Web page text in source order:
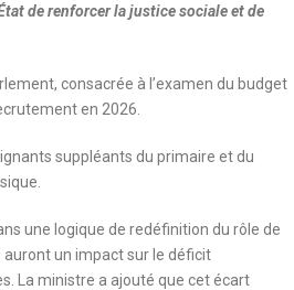
de renforcer la justice sociale et de
consacrée à l’examen du budget
en 2026.
suppléants du primaire et du
une logique de redéfinition du rôle de
auront un impact sur le déficit
La ministre a ajouté que cet écart